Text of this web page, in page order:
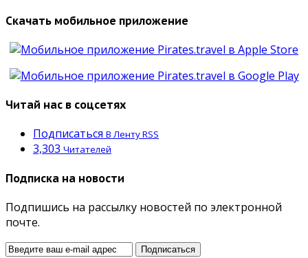
Скачать мобильное приложение
Читай нас в соцсетях
Подписаться В Ленту RSS
3,303 Читателей
Подписка на новости
Подпишись на рассылку новостей по электронной
почте.